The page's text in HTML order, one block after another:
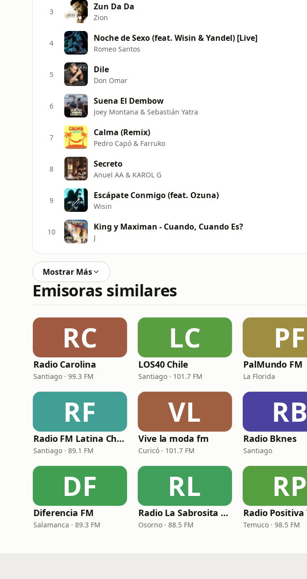
3 Zun Da Da
Zion
4 Noche de Sexo (feat. Wisin & Yandel) [Live]
Romeo Santos
5 Dile
Don Omar
6 Suena El Dembow
Joey Montana & Sebastián Yatra
7 Calma (Remix)
Pedro Capó & Farruko
8 Secreto
Anuel AA & KAROL G
9 Escápate Conmigo (feat. Ozuna)
Wisin
10 King y Maximan - Cuando, Cuando Es?
J
Mostrar Más
Emisoras similares
RC
Radio Carolina
Santiago · 99.3 FM
LC
LOS40 Chile
Santiago · 101.7 FM
PF
PalMundo FM
La Florida
RF
Radio FM Latina Chile
Santiago · 89.1 FM
VL
Vive la moda fm
Curicó · 101.7 FM
RB
Radio Bknes
Santiago
DF
Diferencia FM
Salamanca · 89.3 FM
RL
Radio La Sabrosita FM
Osorno · 88.5 FM
RP
Temuco · 98.5 FM